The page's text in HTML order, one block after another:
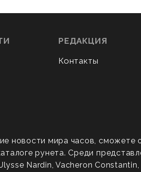
РЕДАКЦИЯ
Контакты
новости мира часов, сможете
рунета. Среди
Nardin, Vacheron Constantin,